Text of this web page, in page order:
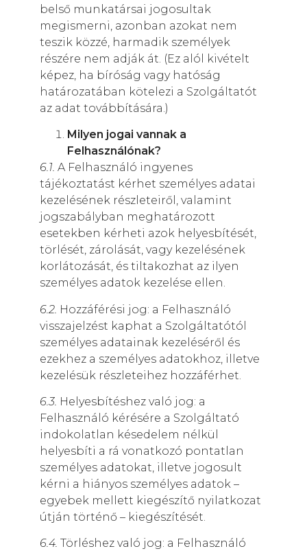
belső munkatársai jogosultak
megismerni, azonban azokat nem
teszik közzé, harmadik személyek
részére nem adják át. (Ez alól kivételt
képez, ha bíróság vagy hatóság
határozatában kötelezi a Szolgáltatót
az adat továbbítására.)
Milyen jogai vannak a
Felhasználónak?
6.1. A Felhasználó ingyenes
tájékoztatást kérhet személyes adatai
kezelésének részleteiről, valamint
jogszabályban meghatározott
esetekben kérheti azok helyesbítését,
törlését, zárolását, vagy kezelésének
korlátozását, és tiltakozhat az ilyen
személyes adatok kezelése ellen.
6.2. Hozzáférési jog: a Felhasználó
visszajelzést kaphat a Szolgáltatótól
személyes adatainak kezeléséről és
ezekhez a személyes adatokhoz, illetve
kezelésük részleteihez hozzáférhet.
6.3. Helyesbítéshez való jog: a
Felhasználó kérésére a Szolgáltató
indokolatlan késedelem nélkül
helyesbíti a rá vonatkozó pontatlan
személyes adatokat, illetve jogosult
kérni a hiányos személyes adatok –
egyebek mellett kiegészítő nyilatkozat
útján történő – kiegészítését.
6.4. Törléshez való jog: a Felhasználó